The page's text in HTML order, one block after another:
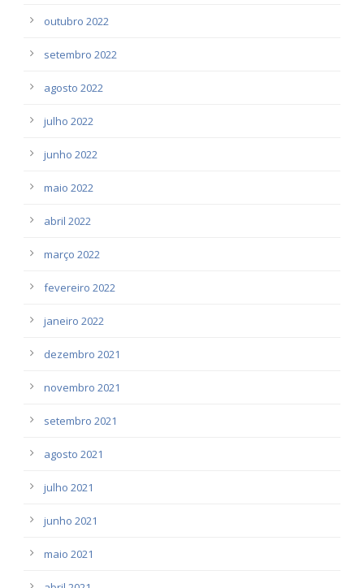
outubro 2022
setembro 2022
agosto 2022
julho 2022
junho 2022
maio 2022
abril 2022
março 2022
fevereiro 2022
janeiro 2022
dezembro 2021
novembro 2021
setembro 2021
agosto 2021
julho 2021
junho 2021
maio 2021